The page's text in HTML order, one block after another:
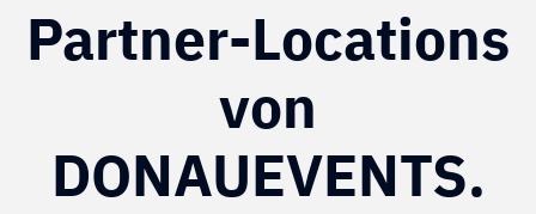
Partner-Locations
von
DONAUEVENTS.